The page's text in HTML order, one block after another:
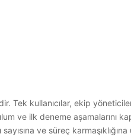
Tek kullanıcılar, ekip
ve ilk deneme aşamalarını
sayısına ve süreç